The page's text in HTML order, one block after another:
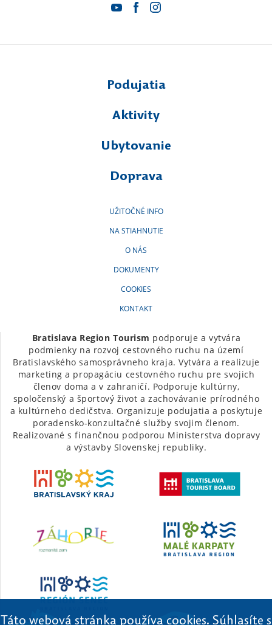
Podujatia
Aktivity
Ubytovanie
Doprava
UŽITOČNÉ INFO
NA STIAHNUTIE
O NÁS
DOKUMENTY
COOKIES
KONTAKT
Bratislava Region Tourism podporuje a vytvára
podmienky na rozvoj cestovného ruchu na území
Bratislavského samosprávneho kraja. Vytvára a realizuje
marketing a propagáciu cestovného ruchu pre svojich
členov doma a v zahraničí. Podporuje kultúrny,
spoločenský a športový život a zachovávanie prírodného
a kultúrneho dedičstva. Organizuje podujatia a poskytuje
poradensko-konzultačné služby svojim členom.
Realizované s finančnou podporou Ministerstva dopravy
a výstavby Slovenskej republiky.
Táto webová stránka používa cookies. Súhlasíte s